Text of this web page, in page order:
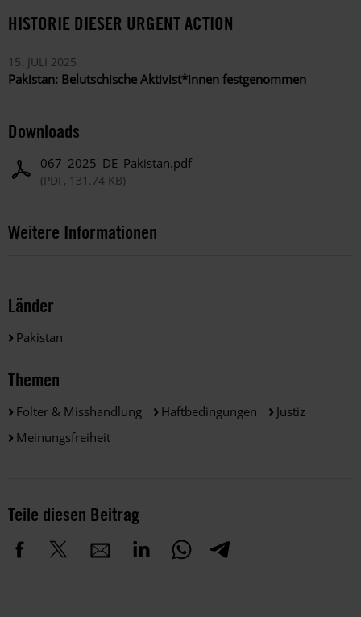
HISTORIE DIESER URGENT ACTION
15. JULI 2025
Pakistan: Belutschische Aktivist*innen festgenommen
Downloads
067_2025_DE_Pakistan.pdf
(PDF, 131.74 KB)
Weitere Informationen
Länder
Pakistan
Themen
Folter & Misshandlung Haftbedingungen
Justiz
Meinungsfreiheit
Teile diesen Beitrag